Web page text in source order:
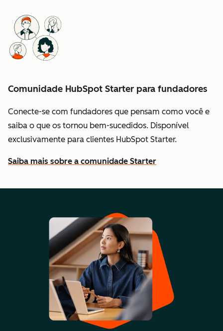
Comunidade HubSpot Starter para fundadores
Conecte-se com fundadores que pensam como você e
saiba o que os tornou bem-sucedidos. Disponível
exclusivamente para clientes HubSpot Starter.
Saiba mais sobre a comunidade Starter